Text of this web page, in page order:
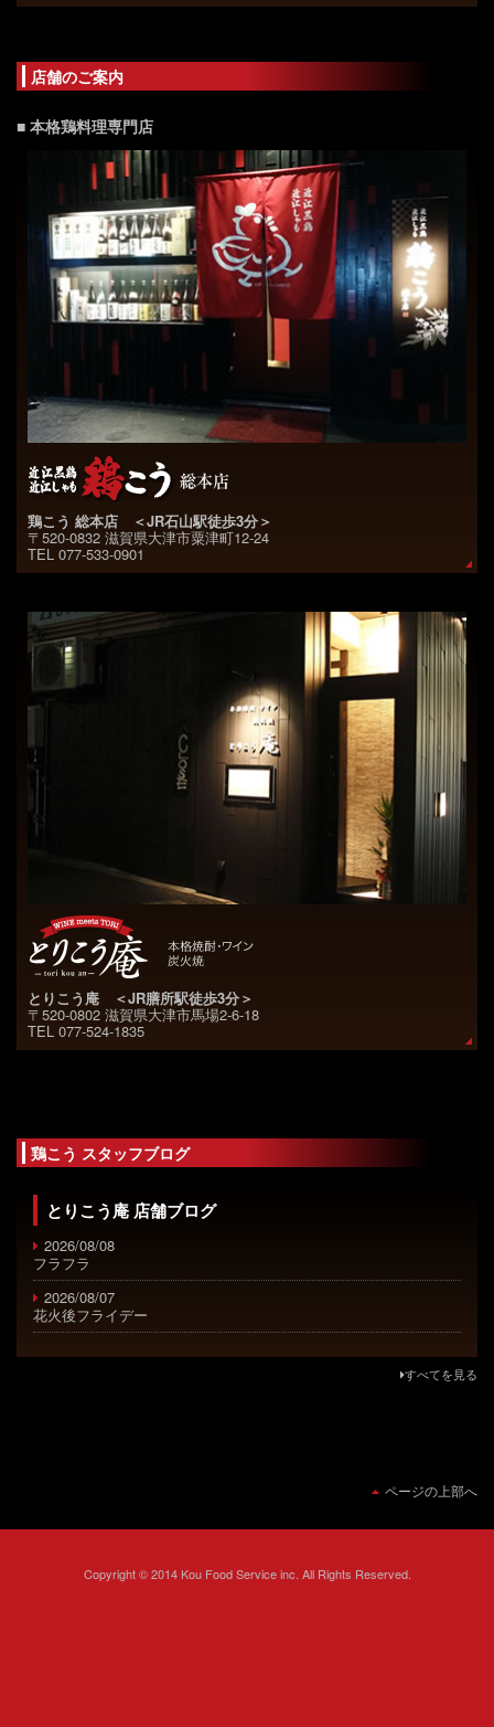
店舗のご案内
■ 本格鶏料理専門店
鶏こう 総本店 ＜JR石山駅徒歩3分＞
〒520-0832 滋賀県大津市粟津町12-24
TEL 077-533-0901
とりこう庵 ＜JR膳所駅徒歩3分＞
〒520-0802 滋賀県大津市馬場2-6-18
TEL 077-524-1835
鶏こう スタッフブログ
とりこう庵 店舗ブログ
2026/08/08
フラフラ
2026/08/07
花火後フライデー
すべてを見る
ページの上部へ
Copyright © 2014 Kou Food Service inc. All Rights Reserved.